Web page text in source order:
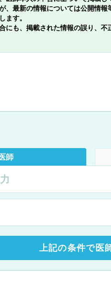
、最新の情報については公開情
ます。
にも、掲載された情報の誤り、
医師
上記の条件で医